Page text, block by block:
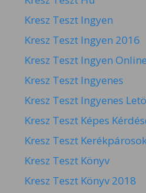
Kresz Teszt Ingyen
Kresz Teszt Ingyen 2016
Kresz Teszt Ingyen Online
Kresz Teszt Ingyenes
Kresz Teszt Ingyenes
Kresz Teszt Képes
Kresz Teszt
Kresz Teszt Könyv
Kresz Teszt Könyv 2018